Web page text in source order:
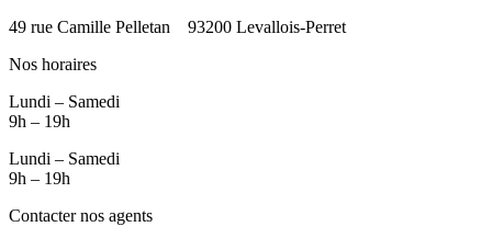
49 rue Camille Pelletan 93200 Levallois-Perret
Nos horaires
Lundi – Samedi
9h – 19h
Lundi – Samedi
9h – 19h
Contacter nos agents